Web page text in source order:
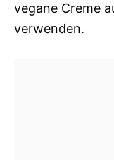
vegane Creme
verwenden.